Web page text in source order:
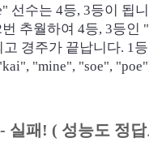
선수는 4등, 3등이 됩
추월하여 4등, 3등인
고 경주가 끝납니다. 1
"mine", "soe",
실패! ( 성능도 정